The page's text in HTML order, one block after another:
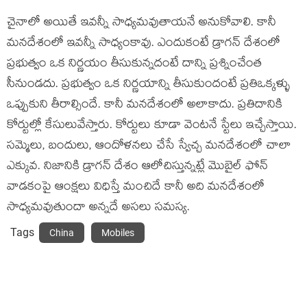
చైనాలో అయితే ఇవన్నీ సాధ్యమవుతాయనే అనుకోవాలి. కానీ
మనదేశంలో ఇవన్నీ సాధ్యంకావు. ఎందుకంటే డ్రాగన్ దేశంలో
ప్రభుత్వం ఒక నిర్ణయం తీసుకున్నదంటే దాన్ని ప్రశ్నించేంత
సీనుండదు. ప్రభుత్వం ఒక నిర్ణయాన్ని తీసుకుందంటే ప్రతిఒక్కళ్ళు
ఒప్పుకుని తీరాల్సిందే. కానీ మనదేశంలో అలాకాదు. ప్రతిదానికి
కోర్టుల్లో కేసులువేస్తారు. కోర్టులు కూడా వెంటనే స్టేలు ఇచ్చేస్తాయి.
సమ్మెలు, బందులు, ఆందోళనలు చేసే స్వేచ్చ మనదేశంలో చాలా
ఎక్కువ. నిజానికి డ్రాగన్ దేశం ఆలోచిస్తున్నట్లే మొబైల్ ఫోన్
వాడకంపై ఆంక్షలు విధిస్తే మంచిదే కానీ అది మనదేశంలో
సాధ్యమవుతుందా అన్నదే అసలు సమస్య.
Tags China Mobiles